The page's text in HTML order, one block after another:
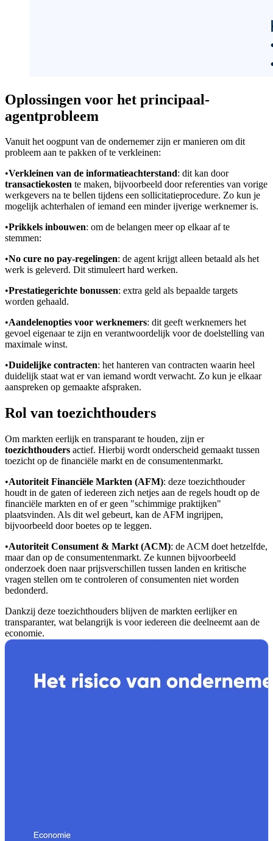
Oplossingen voor het principaal-
agentprobleem
Vanuit het oogpunt van de ondernemer zijn er manieren om dit
probleem aan te pakken of te verkleinen:
•Verkleinen van de informatieachterstand: dit kan door
transactiekosten te maken, bijvoorbeeld door referenties van vorige
werkgevers na te bellen tijdens een sollicitatieprocedure. Zo kun je
mogelijk achterhalen of iemand een minder ijverige werknemer is.
•Prikkels inbouwen: om de belangen meer op elkaar af te
stemmen:
•No cure no pay-regelingen: de agent krijgt alleen betaald als het
werk is geleverd. Dit stimuleert hard werken.
•Prestatiegerichte bonussen: extra geld als bepaalde targets
worden gehaald.
•Aandelenopties voor werknemers: dit geeft werknemers het
gevoel eigenaar te zijn en verantwoordelijk voor de doelstelling van
maximale winst.
•Duidelijke contracten: het hanteren van contracten waarin heel
duidelijk staat wat er van iemand wordt verwacht. Zo kun je elkaar
aanspreken op gemaakte afspraken.
Rol van toezichthouders
Om markten eerlijk en transparant te houden, zijn er
toezichthouders actief. Hierbij wordt onderscheid gemaakt tussen
toezicht op de financiële markt en de consumentenmarkt.
•Autoriteit Financiële Markten (AFM): deze toezichthouder
houdt in de gaten of iedereen zich netjes aan de regels houdt op de
financiële markten en of er geen "schimmige praktijken"
plaatsvinden. Als dit wel gebeurt, kan de AFM ingrijpen,
bijvoorbeeld door boetes op te leggen.
•Autoriteit Consument & Markt (ACM): de ACM doet hetzelfde,
maar dan op de consumentenmarkt. Ze kunnen bijvoorbeeld
onderzoek doen naar prijsverschillen tussen landen en kritische
vragen stellen om te controleren of consumenten niet worden
bedonderd.
Dankzij deze toezichthouders blijven de markten eerlijker en
transparanter, wat belangrijk is voor iedereen die deelneemt aan de
economie.